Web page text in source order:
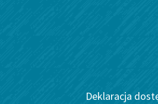
Deklaracja